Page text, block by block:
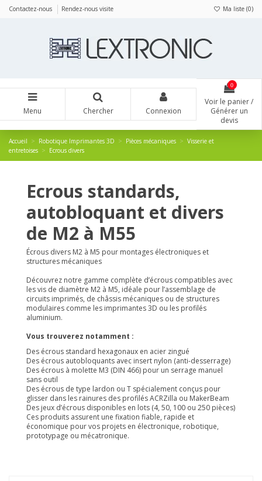
Contactez-nous Rendez-nous visite Ma liste (0)
Menu Chercher Connexion
0
Voir le panier /
Générer un
devis
Accueil Robotique Imprimantes 3D Pièces mécaniques
Visserie et
entretoises
Ecrous divers
Ecrous standards,
autobloquant et divers
de M2 à M55
Écrous divers M2 à M5 pour montages électroniques et
structures mécaniques
Découvrez notre gamme complète d’écrous compatibles avec
les vis de diamètre M2 à M5, idéale pour l’assemblage de
circuits imprimés, de châssis mécaniques ou de structures
modulaires comme les imprimantes 3D ou les profilés
aluminium.
Vous trouverez notamment :
Des écrous standard hexagonaux en acier zingué
Des écrous autobloquants avec insert nylon (anti-desserrage)
Des écrous à molette M3 (DIN 466) pour un serrage manuel
sans outil
Des écrous de type lardon ou T spécialement conçus pour
glisser dans les rainures des profilés ACRZilla ou MakerBeam
Des jeux d’écrous disponibles en lots (4, 50, 100 ou 250 pièces)
Ces produits assurent une fixation fiable, rapide et
économique pour vos projets en électronique, robotique,
prototypage ou mécatronique.
Panneau de gestion des cookies